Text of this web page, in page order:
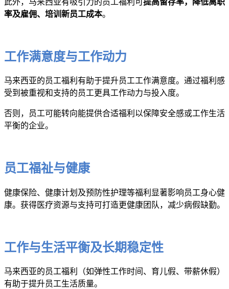
此外，马来西亚有吸引力的员工福利可提高留存率，降低离职
率及雇佣、培训新员工成本。
工作满意度与工作动力
马来西亚的员工福利有助于提升员工工作满意度。通过福利感
受到被重视和支持的员工更具工作动力与投入度。
否则，员工可能转向能提供合适福利以保障安全感或工作生活
平衡的企业。
员工福祉与健康
健康保险、健康计划及预防性护理等福利显著影响员工身心健
康。获得医疗资源与支持可打造更健康团队，减少病假缺勤。
工作与生活平衡及长期稳定性
马来西亚的员工福利（如弹性工作时间、育儿假、带薪休假）
有助于提升员工生活质量。